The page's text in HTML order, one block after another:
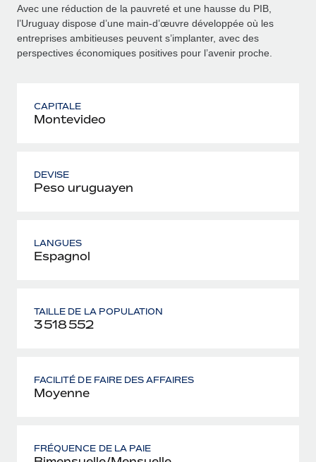
Avec une réduction de la pauvreté et une hausse du PIB,
l’Uruguay dispose d’une main-d’œuvre développée où les
entreprises ambitieuses peuvent s’implanter, avec des
perspectives économiques positives pour l’avenir proche.
CAPITALE
Montevideo
DEVISE
Peso uruguayen
LANGUES
Espagnol
TAILLE DE LA POPULATION
3 518 552
FACILITÉ DE FAIRE DES AFFAIRES
Moyenne
FRÉQUENCE DE LA PAIE